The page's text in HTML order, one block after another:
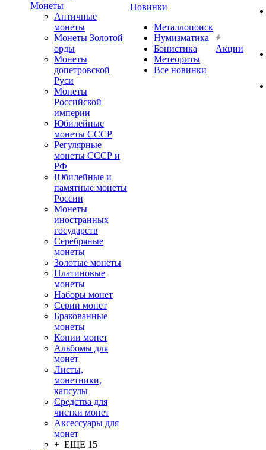
Монеты
Античные
монеты
Монеты Золотой
орды
Монеты
допетровской
Руси
Монеты
Российской
империи
Юбилейные
монеты СССР
Регулярные
монеты СССР и
РФ
Юбилейные и
памятные монеты
России
Монеты
иностранных
государств
Серебряные
монеты
Золотые монеты
Платиновые
монеты
Наборы монет
Серии монет
Бракованные
монеты
Копии монет
Альбомы для
монет
Листы,
монетники,
капсулы
Средства для
чистки монет
Аксессуары для
монет
+ ЕЩЕ 15
Новинки
Металлопоиск
Нумизматика
Бонистика
Метеориты
Все новинки
Акции